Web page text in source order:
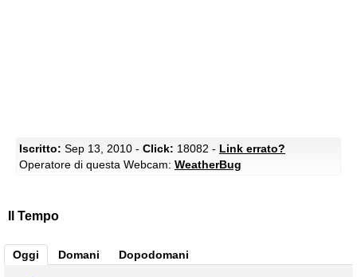
Iscritto: Sep 13, 2010 - Click: 18082 - Link errato?
Operatore di questa Webcam: WeatherBug
Il Tempo
Oggi Domani Dopodomani